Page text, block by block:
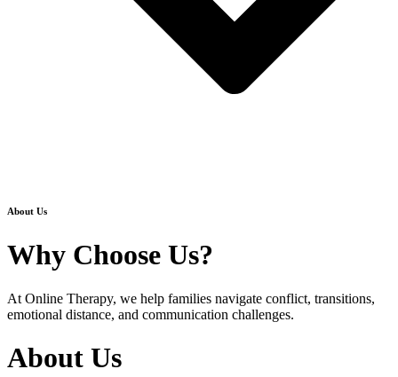
About Us
Why Choose Us?
At Online Therapy, we help families navigate conflict, transitions,
emotional distance, and communication challenges.
About Us